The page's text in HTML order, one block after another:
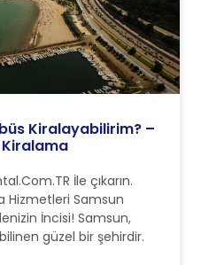
Kiralayabilirim? –
İle çıkarın.
Hizmetleri Samsun
İncisi! Samsun,
güzel bir şehirdir.